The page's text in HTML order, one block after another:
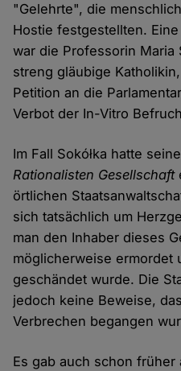
"Gelehrte", die
Hostie festgestellten.
war die Professorin
streng gläubige
Petition an die
Verbot der In-Vitro
Im Fall Sokółka hatte
Rationalisten Gesellschaft
örtlichen
sich tatsächlich um
man den Inhaber dieses
möglicherweise ermordet
geschändet wurde. Die
jedoch keine Beweise,
Verbrechen begangen
Es gab auch schon